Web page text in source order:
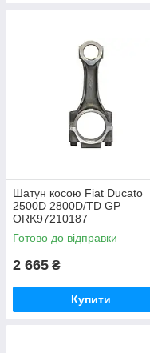
Шатун косою Fiat Ducato
2500D 2800D/TD GP
ORK97210187
Готово до відправки
2 665 ₴
Купити